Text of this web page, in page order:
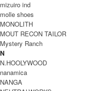
INFORMATION
ブランド名
商品名 T7 TRACK
カラー PUMA Black , Ice
素材
ポリエステル85
タン5％
mizuiro ind
molle shoes
MONOLITH
MOUT RECON TAILOR
Mystery Ranch
N
N.HOOLYWOOD
nanamica
NANGA